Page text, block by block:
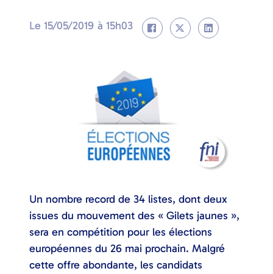
Le 15/05/2019 à 15h03
Un nombre record de 34 listes, dont deux
issues du mouvement des « Gilets jaunes »,
sera en compétition pour les élections
européennes du 26 mai prochain. Malgré
cette offre abondante, les candidats